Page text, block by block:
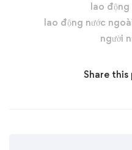
lao
lao động nước
người
Share this